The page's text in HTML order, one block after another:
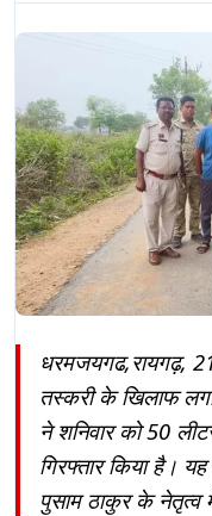
धरमजयगढ,रायगढ़,
तस्करी के खिलाफ
ने शनिवार को 50
गिरफ्तार किया है। यह
पुसाम ठाकुर के नेतृत्व